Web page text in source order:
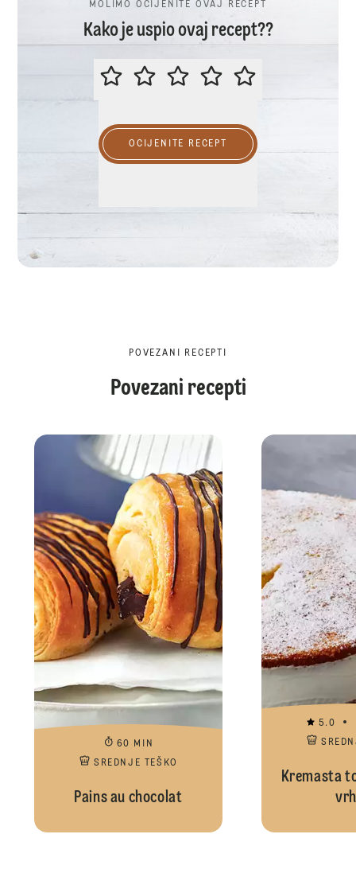
MOLIMO OCIJENITE OVAJ RECEPT
Kako je uspio ovaj recept??
MOLIMO OCIJENITE OVAJ
OCIJENITE RECEPT
POVEZANI RECEPTI
Povezani recepti
60 MIN
SREDNJE TEŠKO
Pains au chocolat
5.0
Kremasta